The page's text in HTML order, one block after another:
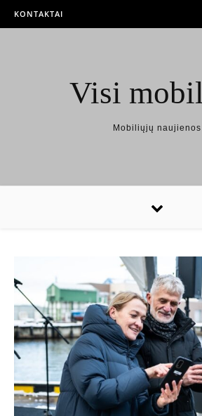
KONTAKTAI
Visi
Mobiliųjų naujienos